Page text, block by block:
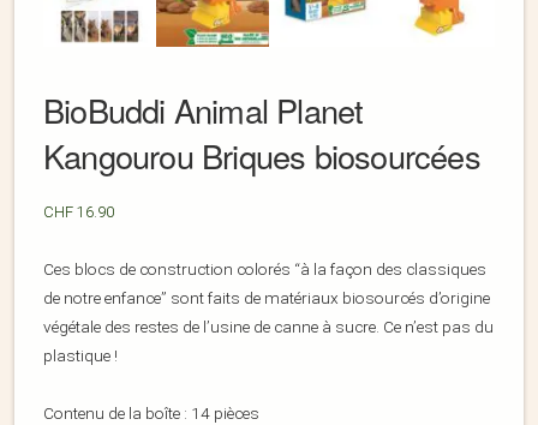
BioBuddi Animal Planet
Kangourou Briques biosourcées
CHF 16.90
Ces blocs de construction colorés “à la façon des classiques
de notre enfance” sont faits de matériaux biosourcés d’origine
végétale des restes de l’usine de canne à sucre. Ce n’est pas du
plastique !
Contenu de la boîte : 14 pièces